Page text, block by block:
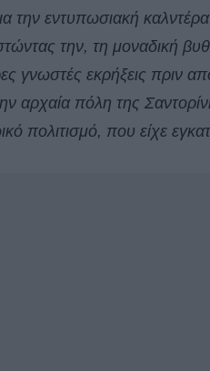
την εντυπωσιακή
την, τη μοναδική
γνωστές εκρήξεις πριν
αρχαία πόλη της
πολιτισμό, που είχε